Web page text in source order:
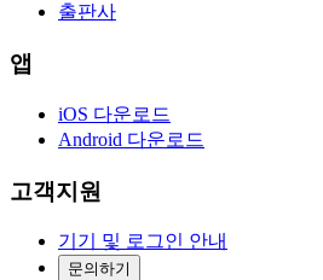
출판사
앱
iOS 다운로드
Android 다운로드
고객지원
기기 및 로그인 안내
문의하기